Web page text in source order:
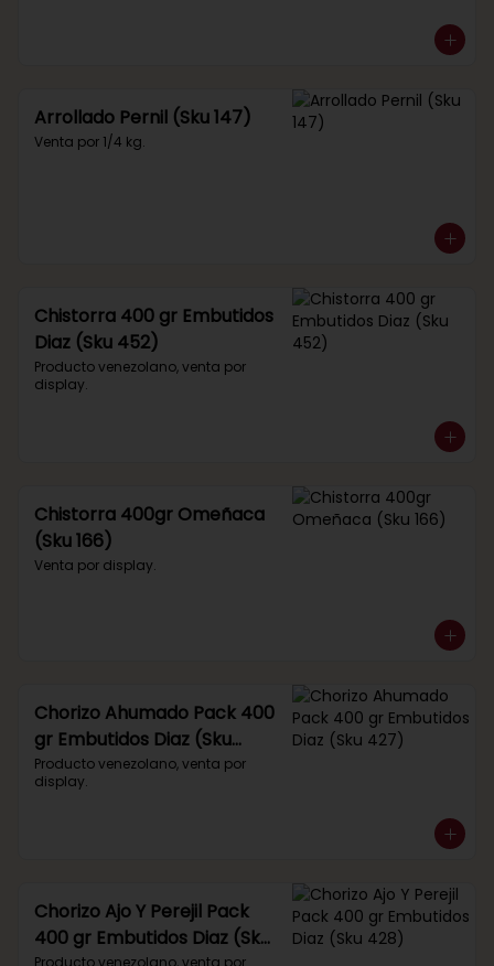
Arrollado Pernil (Sku 147)
Venta por 1/4 kg.
Chistorra 400 gr Embutidos
Diaz (Sku 452)
Producto venezolano, venta por
display.
Chistorra 400gr Omeñaca
(Sku 166)
Venta por display.
Chorizo Ahumado Pack 400
gr Embutidos Diaz (Sku
427)
Producto venezolano, venta por
display.
Chorizo Ajo Y Perejil Pack
400 gr Embutidos Diaz (Sku
Producto venezolano, venta por